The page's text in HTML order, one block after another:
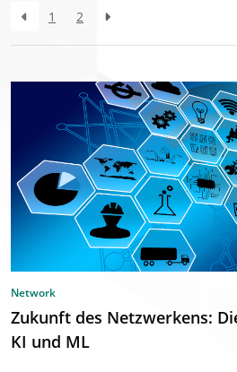
1 2
Network
Zukunft des Netzwerkens:
KI und ML